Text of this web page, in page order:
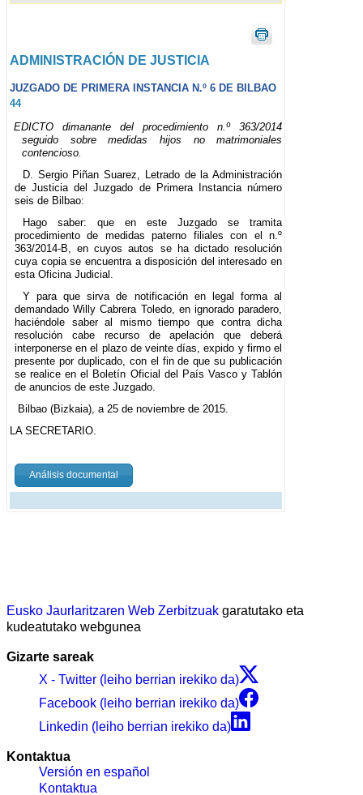
ADMINISTRACIÓN DE JUSTICIA
JUZGADO DE PRIMERA INSTANCIA N.º 6 DE BILBAO
44
EDICTO dimanante del procedimiento n.º 363/2014
seguido sobre medidas hijos no matrimoniales
contencioso.
D. Sergio Piñan Suarez, Letrado de la Administración
de Justicia del Juzgado de Primera Instancia número
seis de Bilbao:
Hago saber: que en este Juzgado se tramita
procedimiento de medidas paterno filiales con el n.º
363/2014-B, en cuyos autos se ha dictado resolución
cuya copia se encuentra a disposición del interesado en
esta Oficina Judicial.
Y para que sirva de notificación en legal forma al
demandado Willy Cabrera Toledo, en ignorado paradero,
haciéndole saber al mismo tiempo que contra dicha
resolución cabe recurso de apelación que deberá
interponerse en el plazo de veinte días, expido y firmo el
presente por duplicado, con el fin de que su publicación
se realice en el Boletín Oficial del País Vasco y Tablón
de anuncios de este Juzgado.
Bilbao (Bizkaia), a 25 de noviembre de 2015.
LA SECRETARIO.
Análisis documental
Eusko Jaurlaritzaren Web Zerbitzuak garatutako eta
kudeatutako webgunea
Gizarte sareak
X - Twitter (leiho berrian irekiko da)
Facebook (leiho berrian irekiko da)
Linkedin (leiho berrian irekiko da)
Kontaktua
Versión en español
Kontaktua